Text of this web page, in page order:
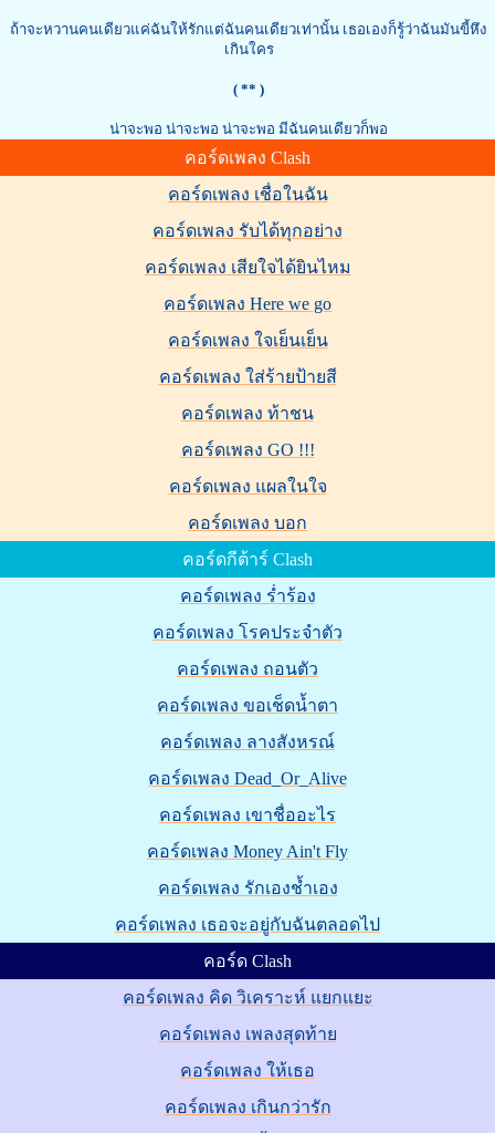
ถ้าจะหวานคนเดียวแค่ฉันให้รักแต่ฉันคนเดียวเท่านั้น เธอเองก็รู้ว่าฉันมันขี้หึง
เกินใคร
( ** )
น่าจะพอ น่าจะพอ น่าจะพอ มีฉันคนเดียวก็พอ
คอร์ดเพลง Clash
คอร์ดเพลง เชื่อในฉัน
คอร์ดเพลง รับได้ทุกอย่าง
คอร์ดเพลง เสียใจได้ยินไหม
คอร์ดเพลง Here we go
คอร์ดเพลง ใจเย็นเย็น
คอร์ดเพลง ใส่ร้ายป้ายสี
คอร์ดเพลง ท้าชน
คอร์ดเพลง GO !!!
คอร์ดเพลง แผลในใจ
คอร์ดเพลง บอก
คอร์ดกีต้าร์ Clash
คอร์ดเพลง ร่ำร้อง
คอร์ดเพลง โรคประจำตัว
คอร์ดเพลง ถอนตัว
คอร์ดเพลง ขอเช็ดน้ำตา
คอร์ดเพลง ลางสังหรณ์
คอร์ดเพลง Dead_Or_Alive
คอร์ดเพลง เขาชื่ออะไร
คอร์ดเพลง Money Ain't Fly
คอร์ดเพลง รักเองช้ำเอง
คอร์ดเพลง เธอจะอยู่กับฉันตลอดไป
คอร์ด Clash
คอร์ดเพลง คิด วิเคราะห์ แยกแยะ
คอร์ดเพลง เพลงสุดท้าย
คอร์ดเพลง ให้เธอ
คอร์ดเพลง เกินกว่ารัก